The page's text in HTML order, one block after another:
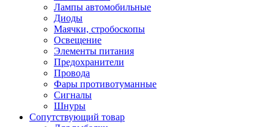
Лампы автомобильные
Диоды
Маячки, стробоскопы
Освещение
Элементы питания
Предохранители
Провода
Фары противотуманные
Сигналы
Шнуры
Сопутствующий товар